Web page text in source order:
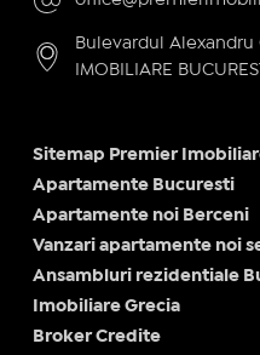
Bulevardul Alexandru
IMOBILIARE
Sitemap Premier
Apartamente Bucuresti
Apartamente noi Berceni
Vanzari apartamente noi
Ansambluri rezidentiale
Imobiliare Grecia
Broker Credite